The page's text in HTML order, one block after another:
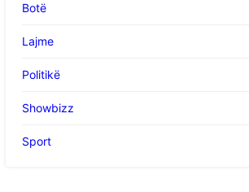
Botë
Lajme
Politikë
Showbizz
Sport